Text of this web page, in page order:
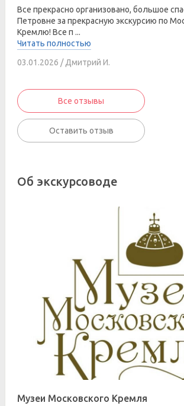
Все прекрасно организовано, большое
Петровне за прекрасную экскурсию по
Кремлю! Все п ...
Читать полностью
03.01.2026 / Дмитрий И.
Все отзывы
Оставить отзыв
Об экскурсоводе
Музеи Московского Кремля